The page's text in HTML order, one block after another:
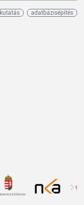
kutatás adatbázisépítés